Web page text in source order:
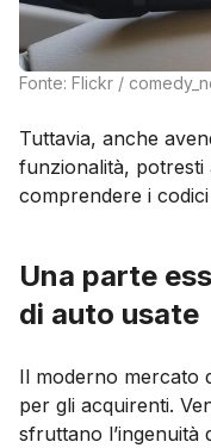
Fonte: Flickr /
Tuttavia, anche
funzionalità,
comprendere i
Una parte
di auto usate
Il moderno mercato
per gli acquirenti.
sfruttano l’ingenuità